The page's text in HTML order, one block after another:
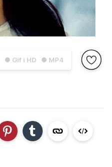
● Gif i HD ● MP4